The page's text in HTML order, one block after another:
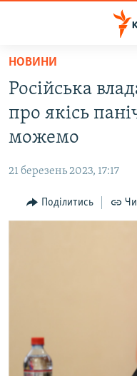
Перейти
основного
матеріалу
Перейти
до
основної
навігації
Перейти
до
ВІДЕО ТА ФОТО
БЛОГИ
ПОГЛЯД
СВІДЧЕННЯ ОКУПАЦІЇ
ЯК ОБІЙТИ
Русский
Qırımtatar
НОВИНИ
Російська
про якісь
можемо
21 березень 2023, 17:17
Поділитись